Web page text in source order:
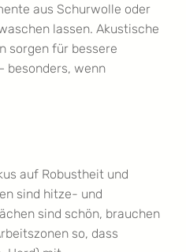
aus Schurwolle oder
lassen. Akustische
sorgen für bessere
besonders, wenn
auf Robustheit und
sind hitze- und
sind schön, brauchen
so, dass